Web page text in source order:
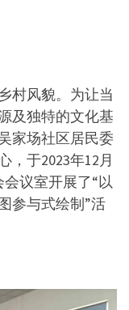
村风貌。为让当
及独特的文化基
家场社区居民委
，于2023年12月
议室开展了“以
参与式绘制”活